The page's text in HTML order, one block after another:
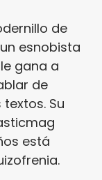
de
esnobista
gana a
de
Su
está